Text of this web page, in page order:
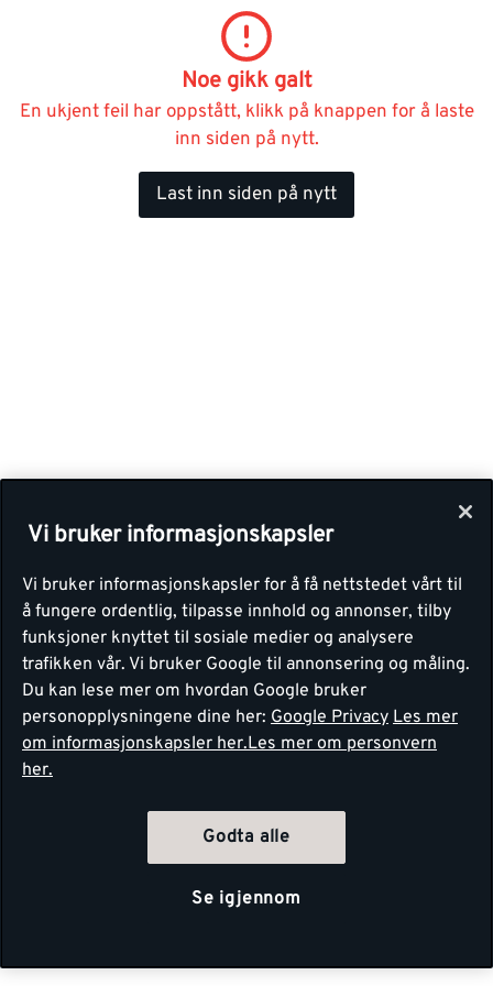
Noe gikk galt
En ukjent feil har oppstått, klikk på knappen for å laste
inn siden på nytt.
Last inn siden på nytt
Vi bruker informasjonskapsler
Vi bruker informasjonskapsler for å få nettstedet vårt til
å fungere ordentlig, tilpasse innhold og annonser, tilby
funksjoner knyttet til sosiale medier og analysere
trafikken vår. Vi bruker Google til annonsering og måling.
Du kan lese mer om hvordan Google bruker
personopplysningene dine her: Google Privacy Les mer
om informasjonskapsler her.Les mer om personvern
her.
Godta alle
Se igjennom